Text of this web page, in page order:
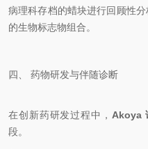
病理科存档的蜡块进行回顾性
的生物标志物组合。
四、 药物研发与伴随诊断
在创新药研发过程中， Akoya
段。